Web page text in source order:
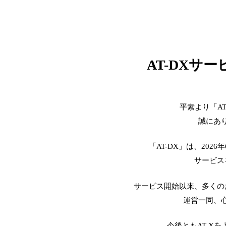
AT-DXサー
平素より「
誠にあ
「AT-DX」は、2026
サービ
サービス開始以来、多く
運営一同、